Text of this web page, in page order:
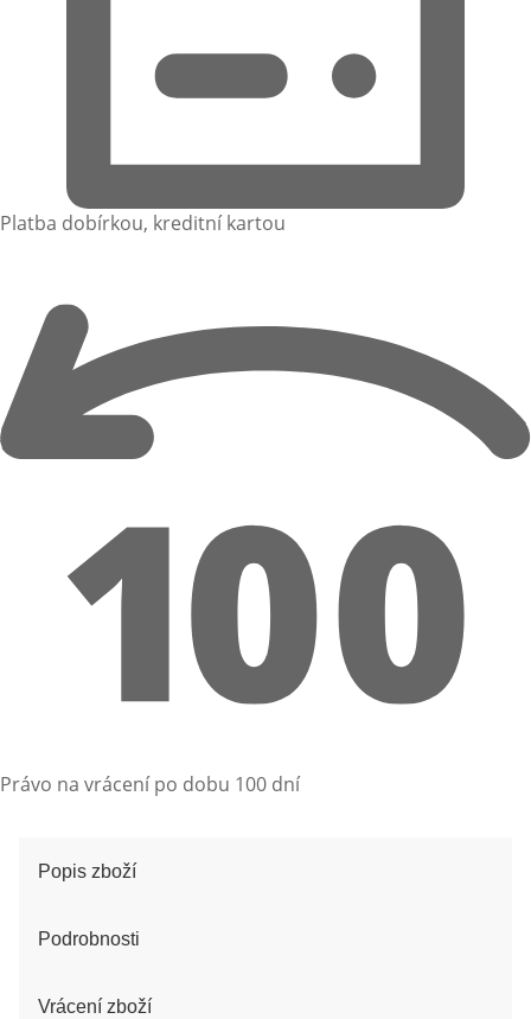
Platba dobírkou, kreditní kartou
Právo na vrácení po dobu 100 dní
Popis zboží
Podrobnosti
Vrácení zboží